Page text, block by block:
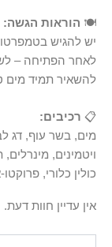
🍽 הוראות הגשה:
יש להגיש
לאחר הפתיחה – לשמור
להשאיר תמיד מים
📋 רכיבים:
מים, בשר עוף, דג
ויטמינים,
כולין כלורי,
אין עדיין חוות דעת.